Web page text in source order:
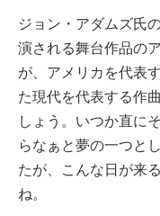
ジョン・アダムズ氏
演される舞台作品の
が、アメリカを代表
た現代を代表する作
しょう。いつか直に
らなぁと夢の一つと
たが、こんな日が来
ね。